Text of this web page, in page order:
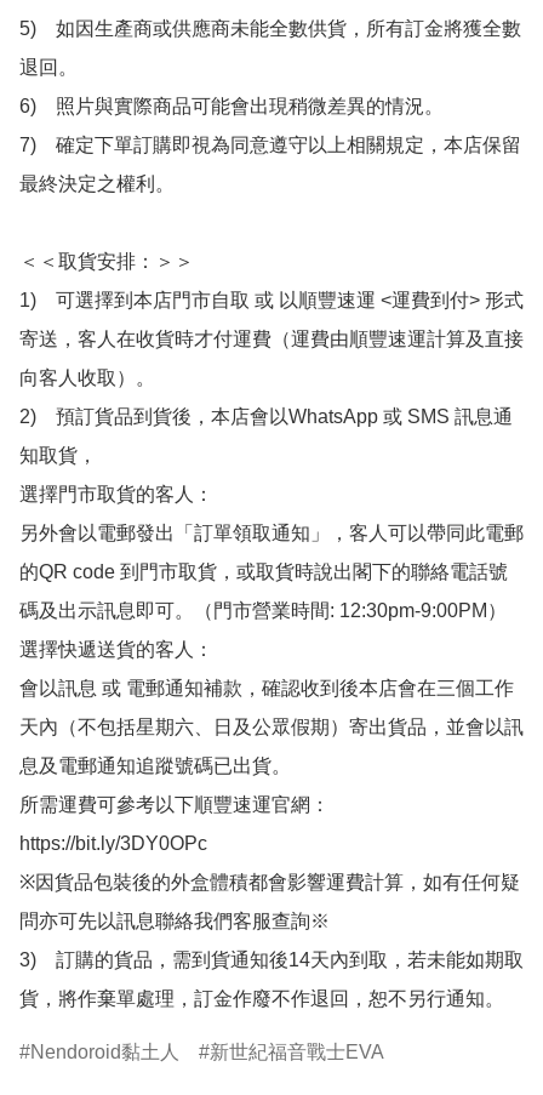
5)　如因生產商或供應商未能全數供貨，所有訂金將獲全數
退回。
6)　照片與實際商品可能會出現稍微差異的情況。
7)　確定下單訂購即視為同意遵守以上相關規定，本店保留
最終決定之權利。
＜＜取貨安排：＞＞
1)　可選擇到本店門市自取 或 以順豐速運 <運費到付> 形式
寄送，客人在收貨時才付運費（運費由順豐速運計算及直接
向客人收取）。
2)　預訂貨品到貨後，本店會以WhatsApp 或 SMS 訊息通
知取貨，
選擇門市取貨的客人：
另外會以電郵發出「訂單領取通知」，客人可以帶同此電郵
的QR code 到門市取貨，或取貨時說出閣下的聯絡電話號
碼及出示訊息即可。（門市營業時間: 12:30pm-9:00PM）
選擇快遞送貨的客人：
會以訊息 或 電郵通知補款，確認收到後本店會在三個工作
天內（不包括星期六、日及公眾假期）寄出貨品，並會以訊
息及電郵通知追蹤號碼已出貨。
所需運費可參考以下順豐速運官網：
https://bit.ly/3DY0OPc
※因貨品包裝後的外盒體積都會影響運費計算，如有任何疑
問亦可先以訊息聯絡我們客服查詢※
3)　訂購的貨品，需到貨通知後14天內到取，若未能如期取
貨，將作棄單處理，訂金作廢不作退回，恕不另行通知。
Nendoroid黏土人 新世紀福音戰士EVA